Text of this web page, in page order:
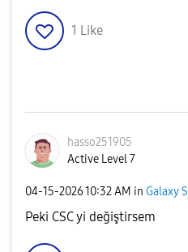
1 Like
hasso251905
Active Level 7
‎04-15-202610:32 AM in Galaxy S
Peki CSC yi değiştirsem